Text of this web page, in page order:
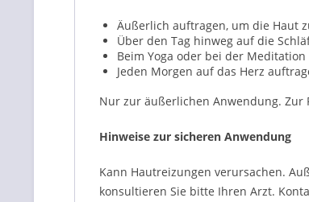
Äußerlich auftragen, um die Haut
Über den Tag hinweg auf die
Beim Yoga oder bei der
Jeden Morgen auf das Herz
Nur zur äußerlichen Anwendung. Zur
Hinweise zur sicheren Anwendung
Kann Hautreizungen verursachen.
konsultieren Sie bitte Ihren Arzt.